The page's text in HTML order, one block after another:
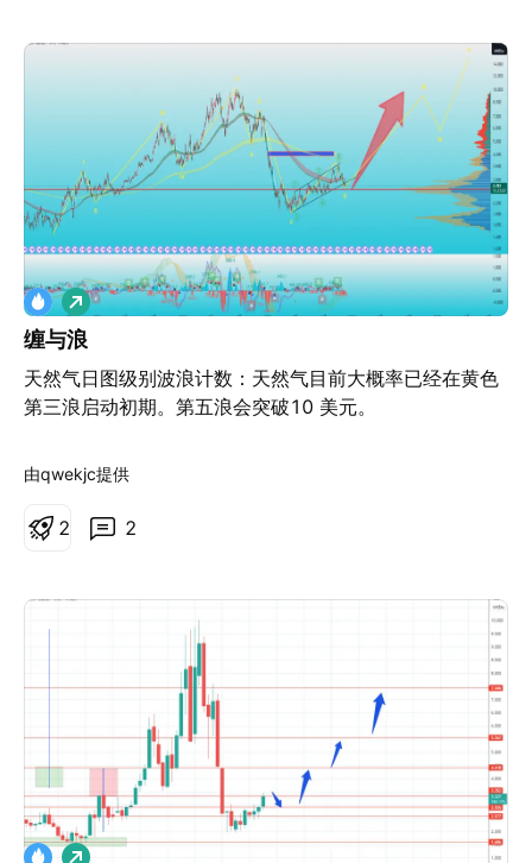
缠与浪
天然气日图级别波浪计数：天然气目前大概率已经在黄色
第三浪启动初期。第五浪会突破10 美元。
做
多
由qwekjc提供
2
2
做